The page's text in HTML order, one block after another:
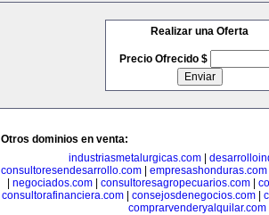
Realizar una Oferta
Precio Ofrecido $
Otros dominios en venta:
industriasmetalurgicas.com|
consultoresendesarrollo.com
empresashonduras.com
negociados.com consultoresagropecuarios.com
consultorafinanciera.com| consejosdenegocios.com|
comprarvenderyalquilar.com|